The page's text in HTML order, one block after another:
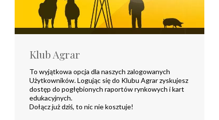
Klub Agrar
To wyjątkowa opcja dla naszych zalogowanych
Użytkowników. Logując się do Klubu Agrar zyskujesz
dostęp do pogłębionych raportów rynkowych i kart
edukacyjnych.
Dołącz już dziś, to nic nie kosztuje!